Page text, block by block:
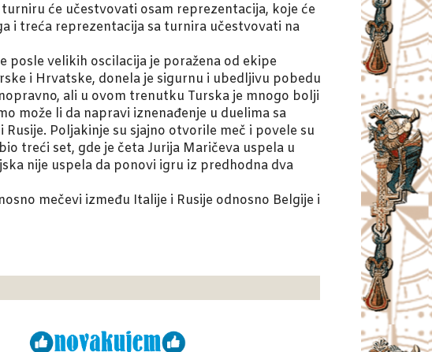
će učestvovati osam reprezentacija, koje će
i treća reprezentacija sa turnira učestvovati na
velikih oscilacija je poražena od ekipe
i Hrvatske, donela je sigurnu i ubedljivu pobedu
ali u ovom trenutku Turska je mnogo bolji
može li da napravi iznenađenje u duelima sa
Poljakinje su sjajno otvorile meč i povele su
treći set, gde je četa Jurija Maričeva uspela u
nije uspela da ponovi igru iz predhodna dva
mečevi između Italije i Rusije odnosno Belgije i